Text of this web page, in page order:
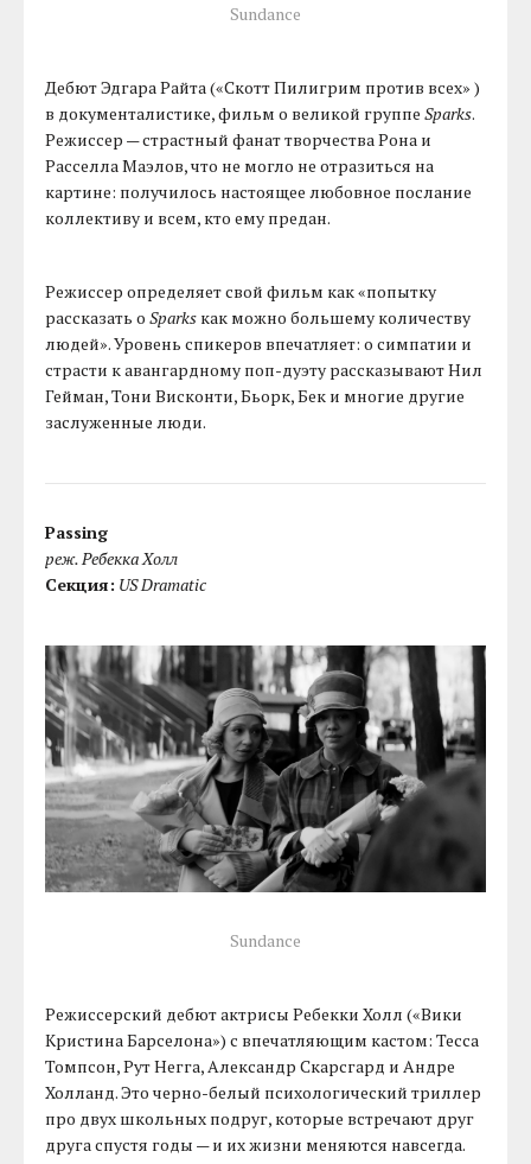
Sundance
Дебют Эдгара Райта («Скотт Пилигрим против всех» )
в документалистике, фильм о великой группеSparks.
Режиссер — страстный фанат творчества Рона и
Расселла Маэлов, что не могло не отразиться на
картине: получилось настоящее любовное послание
коллективу и всем, кто ему предан.
Режиссер определяет свой фильм как «попытку
рассказать оSparks как можно большему количеству
людей». Уровень спикеров впечатляет: о симпатии и
страсти к авангардному поп-дуэту рассказывают Нил
Гейман, Тони Висконти, Бьорк, Бек и многие другие
заслуженные люди.
Passing
реж. Ребекка Холл
Секция: US Dramatic
Sundance
Режиссерский дебют актрисы Ребекки Холл («Вики
Кристина Барселона») с впечатляющим кастом: Тесса
Томпсон, Рут Негга, Александр Скарсгард и Андре
Холланд. Это черно-белый психологический триллер
про двух школьных подруг, которые встречают друг
друга спустя годы — и их жизни меняются навсегда.